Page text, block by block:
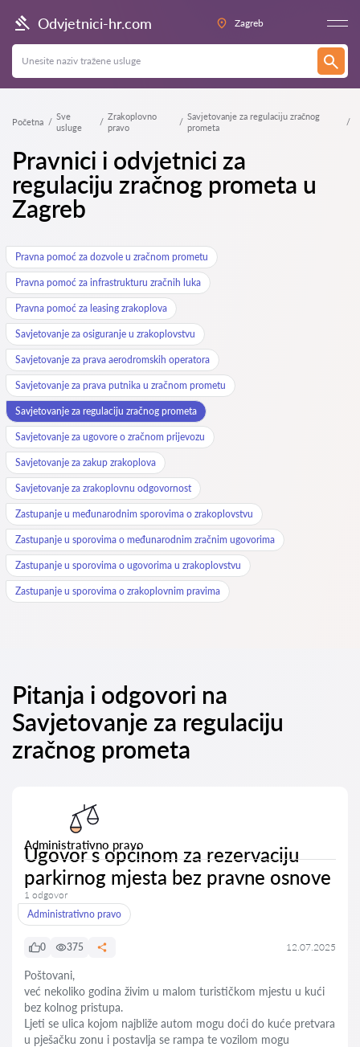
Odvjetnici-hr.com Zagreb
Početna
Sve
usluge
Zrakoplovno
pravo
Savjetovanje za regulaciju zračnog
prometa
Pravnici i odvjetnici za
regulaciju zračnog prometa u
Zagreb
Pravna pomoć za dozvole u zračnom prometu
Pravna pomoć za infrastrukturu zračnih luka
Pravna pomoć za leasing zrakoplova
Savjetovanje za osiguranje u zrakoplovstvu
Savjetovanje za prava aerodromskih operatora
Savjetovanje za prava putnika u zračnom prometu
Savjetovanje za regulaciju zračnog prometa
Savjetovanje za ugovore o zračnom prijevozu
Savjetovanje za zakup zrakoplova
Savjetovanje za zrakoplovnu odgovornost
Zastupanje u međunarodnim sporovima o zrakoplovstvu
Zastupanje u sporovima o međunarodnim zračnim ugovorima
Zastupanje u sporovima o ugovorima u zrakoplovstvu
Zastupanje u sporovima o zrakoplovnim pravima
Pitanja i odgovori na
Savjetovanje za regulaciju
zračnog prometa
Administrativno pravo
Ugovor s općinom za rezervaciju
parkirnog mjesta bez pravne osnove
1 odgovor
Administrativno pravo
0 375 12.07.2025
Poštovani,
već nekoliko godina živim u malom turističkom mjestu u kući
bez kolnog pristupa.
Ljeti se ulica kojom najbliže autom mogu doći do kuće pretvara
u pješačku zonu i postavlja se rampa te vozilom mogu